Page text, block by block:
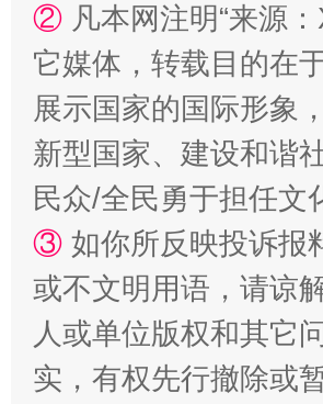
解纷+调解+退费，一次搞定
② 凡本网注明“来源
它媒体，转载目的在
展示国家的国际形象
新型国家、建设和谐
民众/全民勇于担任文
③ 如你所反映投诉报
或不文明用语，请谅
人或单位版权和其它
实，有权先行撤除或